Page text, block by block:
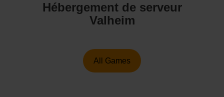
Hébergement de serveur
Valheim
All Games